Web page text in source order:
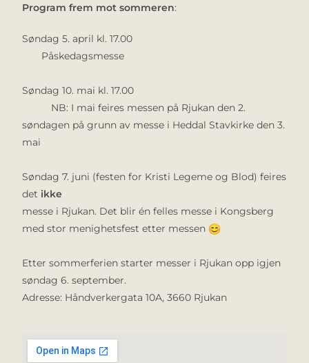
Program frem mot sommeren:
Søndag 5. april kl. 17.00
Påskedagsmesse
Søndag 10. mai kl. 17.00
NB: I mai feires messen på Rjukan den 2.
søndagen på grunn av messe i Heddal Stavkirke den 3.
mai
Søndag 7. juni (festen for Kristi Legeme og Blod) feires
det ikke
messe i Rjukan. Det blir én felles messe i Kongsberg
med stor menighetsfest etter messen
Etter sommerferien starter messer i Rjukan opp igjen
søndag 6. september.
Adresse: Håndverkergata 10A, 3660 Rjukan